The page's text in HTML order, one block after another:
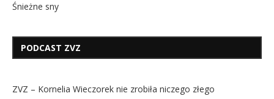
Śnieżne sny
PODCAST ZVZ
ZVZ – Kornelia Wieczorek nie zrobiła niczego złego